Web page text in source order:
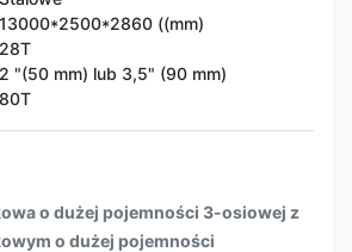
13000*2500*2860 ((mm)
28T
2 "(50 mm) lub 3,5" (90 mm)
80T
o dużej pojemności 3-osiowej z
o dużej pojemności